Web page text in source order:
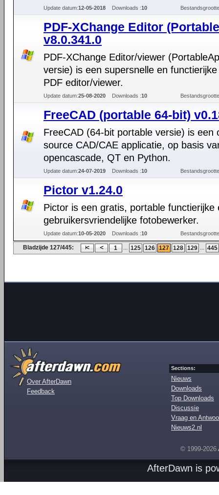
Update datum:12-05-2018 Downloads :10
PDF-XChange Editor
v8.0.341.0
PDF-XChange Editor/viewer
versie) is een supersnelle en
PDF editor/viewer.
Update datum:25-08-2020 Downloads :10
FreeCAD (portable 64-bit)
FreeCAD (64-bit portable versie) is een
source CAD/CAE applicatie, op basis
opencascade, QT en Python.
Update datum:24-07-2019 Downloads :10
Pictor v1.24.0
Pictor is een gratis, portable functierijke
gebruikersvriendelijke fotobewerker.
Update datum:10-05-2020 Downloads :10
Bladzijde 127/445: 1 ... 125 126 127 128 129 ... 445
Over AfterDawn
Feedback
Sections:
Nieuws
Downloads
Top Downloads
Discussie
Vraag en
Nieuws2.nl
© 1999-2026
AfterDawn is